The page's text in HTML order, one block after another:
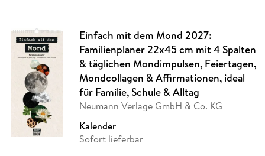
Einfach mit dem Mond 2027:
Familienplaner 22x45 cm mit 4 Spalten
& täglichen Mondimpulsen, Feiertagen,
Mondcollagen & Affirmationen, ideal
für Familie, Schule & Alltag
Neumann Verlage GmbH & Co. KG
Kalender
Sofort lieferbar